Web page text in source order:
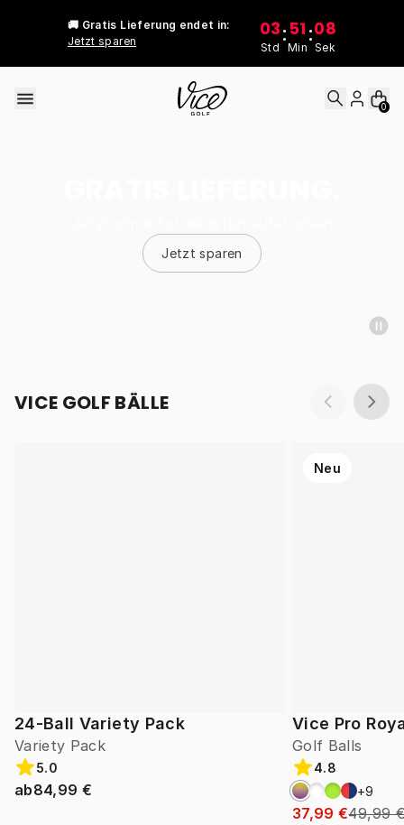
🚚 Gratis Lieferung endet in:
Jetzt sparen
03
Std
: 51
Min
:08
Sek
0
Jetzt sparen
VICE GOLF BÄLLE
24-Ball Variety Pack
Variety Pack
5.0
ab84,99 €
Vice Pro
Golf Balls
Neu
4.8
+9
37,99 €49,99